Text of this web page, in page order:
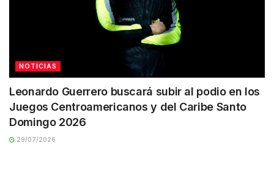
NOTICIAS
Leonardo Guerrero buscará subir al podio en los
Juegos Centroamericanos y del Caribe Santo
Domingo 2026
29/07/2026